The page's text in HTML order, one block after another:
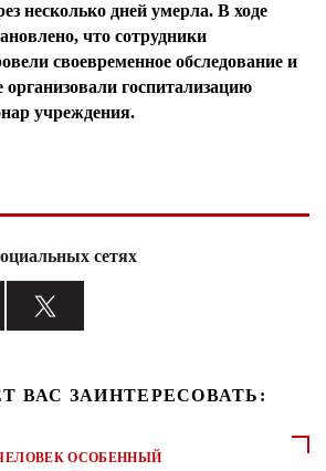
несколько дней умерла. В ходе
что сотрудники
своевременное обследование и
организовали госпитализацию
учреждения.
сетях
ВАС ЗАИНТЕРЕСОВАТЬ:
ОСОБЕННЫЙ